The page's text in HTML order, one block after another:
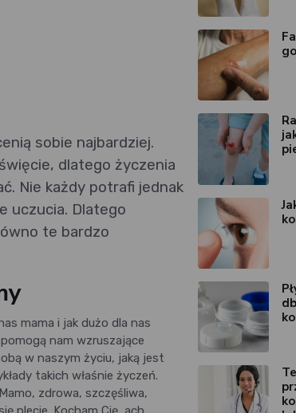
sobie najbardziej.
dlatego życzenia
Nie każdy potrafi jednak
uczucia. Dlatego
te bardzo
mama i jak dużo dla nas
nam wzruszające
w naszym życiu, jaką jest
takich właśnie życzeń.
zdrowa, szczęśliwa,